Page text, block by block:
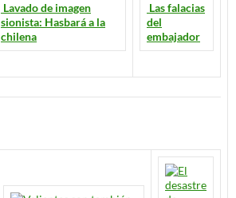
Lavado de imagen
sionista: Hasbará a la
chilena
Las falacias
del
embajador